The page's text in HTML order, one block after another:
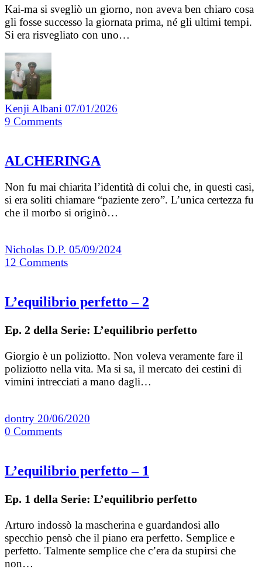
Kai-ma si svegliò un giorno, non aveva ben chiaro cosa
gli fosse successo la giornata prima, né gli ultimi tempi.
Si era risvegliato con uno…
Kenji Albani 07/01/2026
9 Comments
ALCHERINGA
Non fu mai chiarita l’identità di colui che, in questi casi,
si era soliti chiamare “paziente zero”. L’unica certezza fu
che il morbo si originò…
Nicholas D.P. 05/09/2024
12 Comments
L’equilibrio perfetto – 2
Ep. 2 della Serie: L’equilibrio perfetto
Giorgio è un poliziotto. Non voleva veramente fare il
poliziotto nella vita. Ma si sa, il mercato dei cestini di
vimini intrecciati a mano dagli…
dontry 20/06/2020
0 Comments
L’equilibrio perfetto – 1
Ep. 1 della Serie: L’equilibrio perfetto
Arturo indossò la mascherina e guardandosi allo
specchio pensò che il piano era perfetto. Semplice e
perfetto. Talmente semplice che c’era da stupirsi che
non…